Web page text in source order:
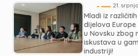
21.
Mladi iz različitih
dijelova Europe
u Novsku zbog
iskustava u
industriji!